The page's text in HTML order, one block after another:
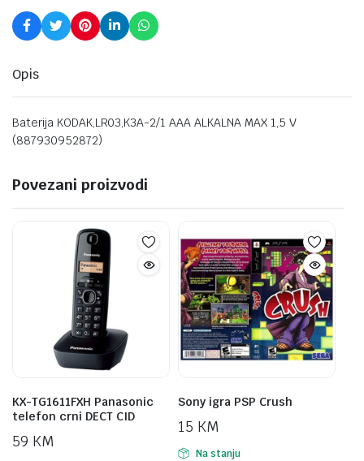
Opis
Baterija KODAK,LR03,K3A-2/1 AAA ALKALNA MAX 1,5 V
(887930952872)
Povezani proizvodi
KX-TG1611FXH Panasonic
telefon crni DECT CID
59 KM
Sony igra PSP Crush
15 KM
Na stanju